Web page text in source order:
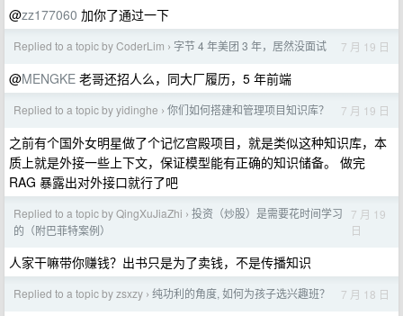
@zz177060 加你了通过一下
Replied to a topic by CoderLim › 字节 4 年美团 3 年，居然没面试 7 月 19 日
@MENGKE 老哥还招人么，同大厂履历，5 年前端
Replied to a topic by yidinghe › 你们如何搭建和管理项目知识库？ 7 月 19 日
之前有个国外女明星做了个记忆宫殿项目，就是类似这种知识库，本
质上就是外接一些上下文，保证模型能有正确的知识储备。 做完
RAG 暴露出对外接口就行了吧
Replied to a topic by QingXuJiaZhi › 投资（炒股）是需要花时间学习
的（附巴菲特案例）
7 月 19
日
人家干嘛带你赚钱？出书只是为了卖钱，不是传播知识
Replied to a topic by zsxzy › 纯功利的角度, 如何为孩子选兴趣班？ 7 月 18 日